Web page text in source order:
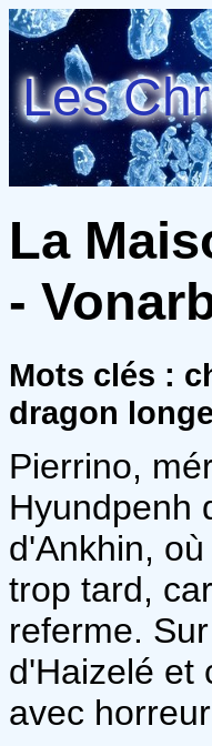
Les
La
-
Mots clés :
dragon
Pierrino,
Hyundpenh
d'Ankhin,
trop tard,
referme.
d'Haizelé et
avec